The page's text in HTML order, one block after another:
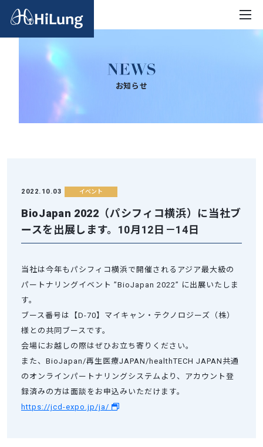
お知らせ
2022.10.03 イベント
BioJapan 2022 （パシフィコ横浜）に当社ブ
ースを出展します。10月12日－14日
当社は今年もパシフィコ横浜で開催されるアジア最大級の
パートナリングイベント ”BioJapan 2022” に出展いたしま
す。
ブース番号は【D-70】マイキャン・テクノロジーズ（株）
様との共同ブースです。
会場にお越しの際はぜひお立ち寄りください。
また、BioJapan/再生医療JAPAN/healthTECH JAPAN共通
のオンラインパートナリングシステムより、アカウント登
録済みの方は面談をお申込みいただけます。
https://jcd-expo.jp/ja/